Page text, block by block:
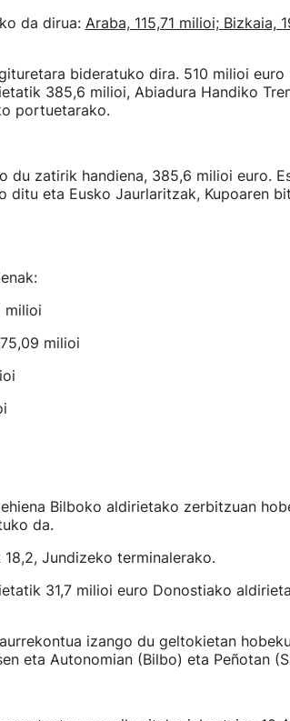
da dirua: Araba, 115,71 milioi; Bizkaia,
bideratuko dira. 510 milioi euro
385,6 milioi, Abiadura Handiko
portuetarako.
du zatirik handiena, 385,6 milioi euro.
ditu eta Eusko Jaurlaritzak, Kupoaren
milioi
milioi
Bilboko aldirietako zerbitzuan
da.
Jundizeko terminalerako.
31,7 milioi euro Donostiako
izango du geltokietan
eta Autonomian (Bilbo) eta Peñotan